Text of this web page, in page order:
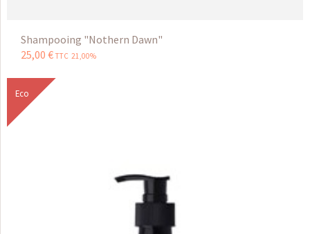
Shampooing "Nothern Dawn"
25,00 € TTC 21,00%
Eco